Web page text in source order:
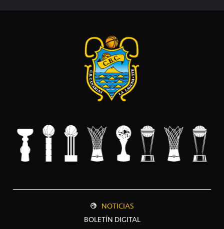
NOTICIAS
BOLETÍN DIGITAL